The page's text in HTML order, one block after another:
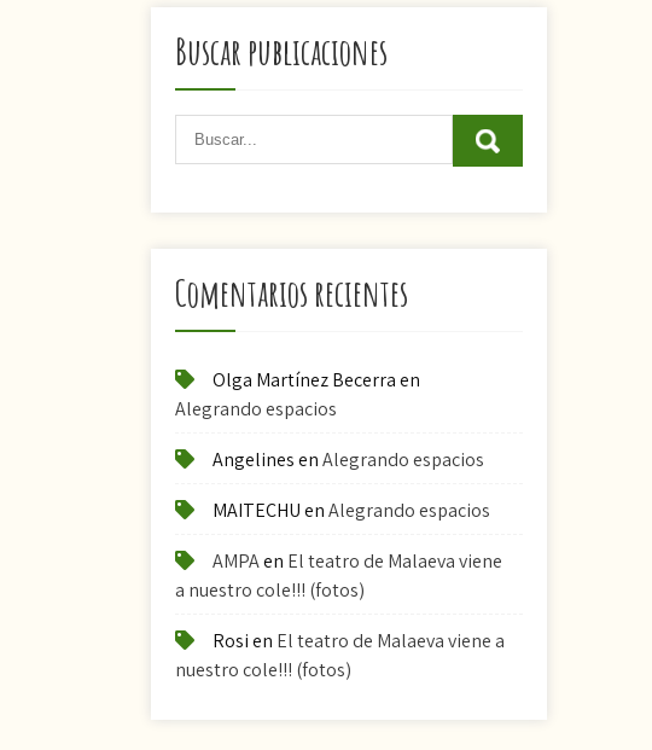
Buscar publicaciones
Comentarios recientes
Olga Martínez Becerraen
Alegrando espacios
AngelinesenAlegrando espacios
MAITECHUenAlegrando espacios
AMPAen El teatro de Malaeva viene
a nuestro cole!!! (fotos)
Rosien El teatro de Malaeva viene a
nuestro cole!!! (fotos)